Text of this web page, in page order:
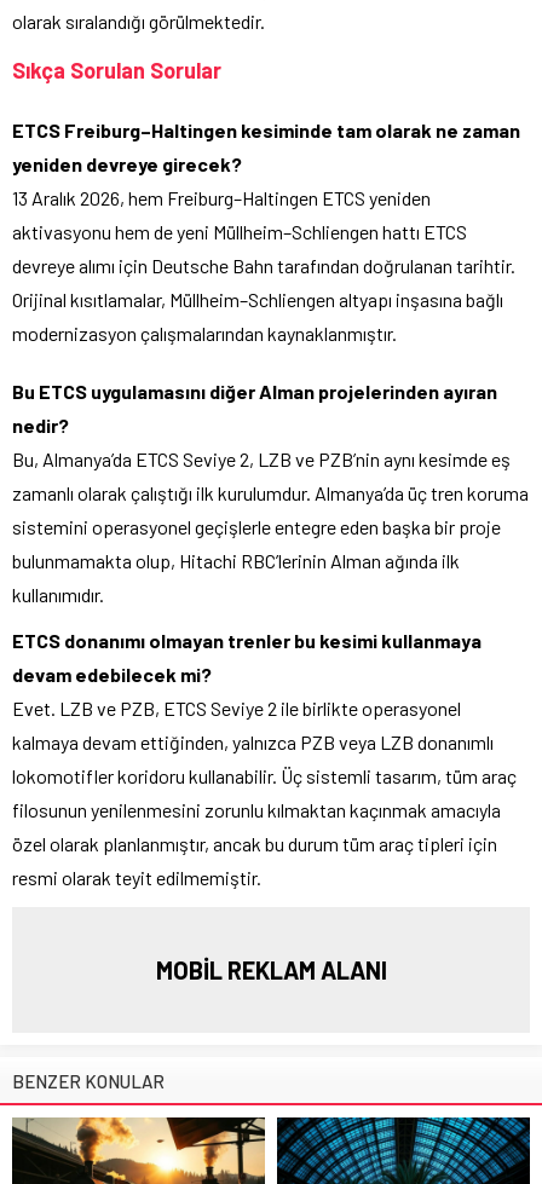
olarak sıralandığı görülmektedir.
Sıkça Sorulan Sorular
ETCS Freiburg–Haltingen kesiminde tam olarak ne zaman
yeniden devreye girecek?
13 Aralık 2026, hem Freiburg–Haltingen ETCS yeniden
aktivasyonu hem de yeni Müllheim–Schliengen hattı ETCS
devreye alımı için Deutsche Bahn tarafından doğrulanan tarihtir.
Orijinal kısıtlamalar, Müllheim–Schliengen altyapı inşasına bağlı
modernizasyon çalışmalarından kaynaklanmıştır.
Bu ETCS uygulamasını diğer Alman projelerinden ayıran
nedir?
Bu, Almanya’da ETCS Seviye 2, LZB ve PZB’nin aynı kesimde eş
zamanlı olarak çalıştığı ilk kurulumdur. Almanya’da üç tren koruma
sistemini operasyonel geçişlerle entegre eden başka bir proje
bulunmamakta olup, Hitachi RBC’lerinin Alman ağında ilk
kullanımıdır.
ETCS donanımı olmayan trenler bu kesimi kullanmaya
devam edebilecek mi?
Evet. LZB ve PZB, ETCS Seviye 2 ile birlikte operasyonel
kalmaya devam ettiğinden, yalnızca PZB veya LZB donanımlı
lokomotifler koridoru kullanabilir. Üç sistemli tasarım, tüm araç
filosunun yenilenmesini zorunlu kılmaktan kaçınmak amacıyla
özel olarak planlanmıştır, ancak bu durum tüm araç tipleri için
resmi olarak teyit edilmemiştir.
MOBİL REKLAM ALANI
BENZER KONULAR